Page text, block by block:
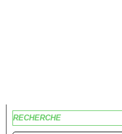
RECHERCHE